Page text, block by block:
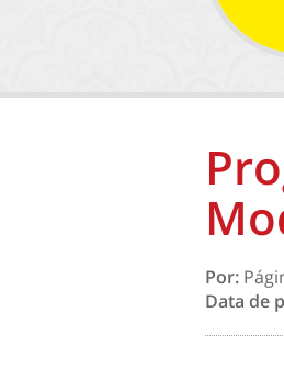
Por:
Data de